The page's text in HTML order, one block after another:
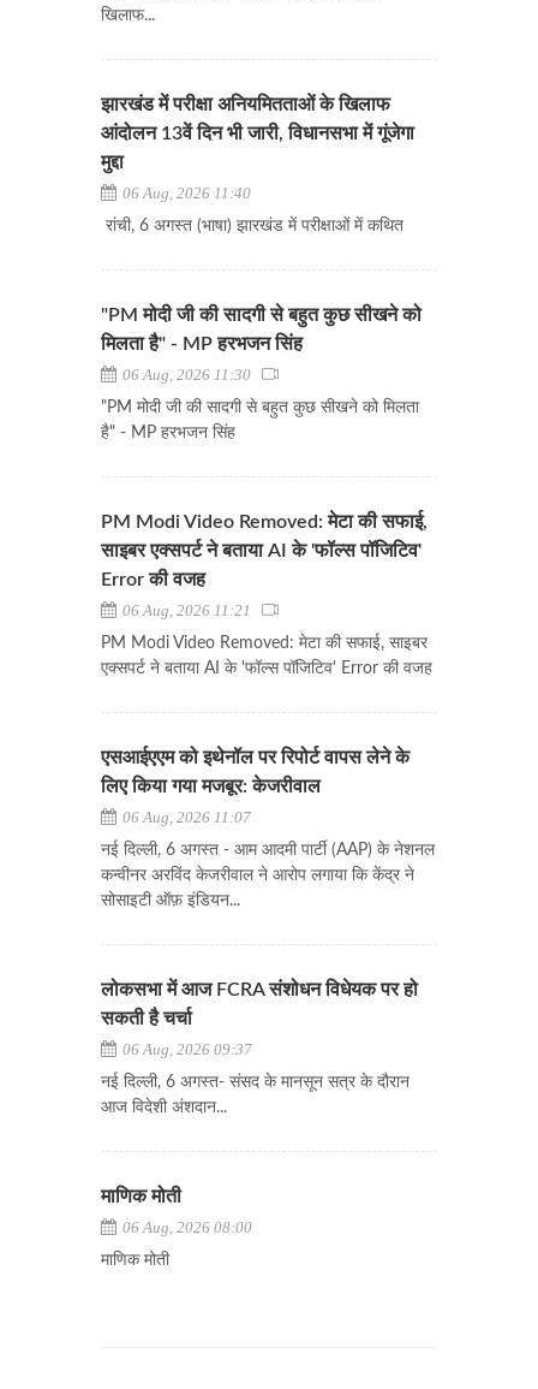
खिलाफ...
झारखंड में परीक्षा अनियमितताओं के खिलाफ
आंदोलन 13वें दिन भी जारी, विधानसभा में गूंजेगा
मुद्दा
06 Aug, 2026 11:40
रांची, 6 अगस्त (भाषा) झारखंड में परीक्षाओं में कथित
"PM मोदी जी की सादगी से बहुत कुछ सीखने को
मिलता है" - MP हरभजन सिंह
06 Aug, 2026 11:30
"PM मोदी जी की सादगी से बहुत कुछ सीखने को मिलता
है" - MP हरभजन सिंह
PM Modi Video Removed: मेटा की सफाई,
साइबर एक्सपर्ट ने बताया AI के 'फॉल्स पॉजिटिव'
Error की वजह
06 Aug, 2026 11:21
PM Modi Video Removed: मेटा की सफाई, साइबर
एक्सपर्ट ने बताया AI के 'फॉल्स पॉजिटिव' Error की वजह
एसआईएएम को इथेनॉल पर रिपोर्ट वापस लेने के
लिए किया गया मजबूर: केजरीवाल
06 Aug, 2026 11:07
नई दिल्ली, 6 अगस्त - आम आदमी पार्टी (AAP) के नेशनल
कन्वीनर अरविंद केजरीवाल ने आरोप लगाया कि केंद्र ने
सोसाइटी ऑफ़ इंडियन...
लोकसभा में आज FCRA संशोधन विधेयक पर हो
सकती है चर्चा
06 Aug, 2026 09:37
नई दिल्ली, 6 अगस्त- संसद के मानसून सत्र के दौरान
आज विदेशी अंशदान...
माणिक मोती
06 Aug, 2026 08:00
माणिक मोती